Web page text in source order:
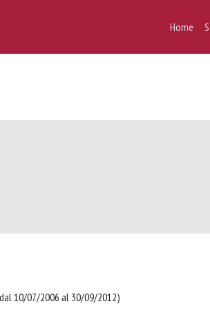
Home
dal 10/07/2006 al 30/09/2012)